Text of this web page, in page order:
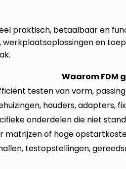
praktisch, betaalbaar en
en
Waarom FDM
testen van vorm,
houders, adapters,
onderdelen die niet
matrijzen of hoge
testopstellingen,